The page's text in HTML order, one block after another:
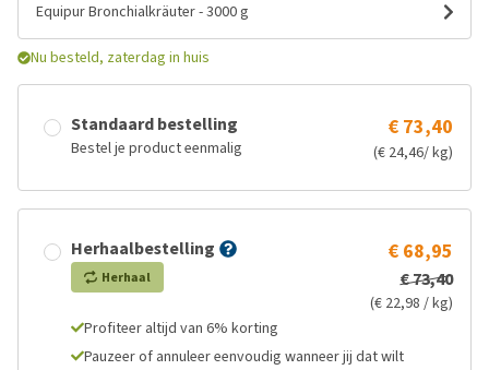
Equipur Bronchialkräuter - 3000 g
Nu besteld, zaterdag in huis
Standaard bestelling
Bestel je product eenmalig
€ 73,40
(€ 24,46/ kg)
Herhaalbestelling
Herhaal
€ 68,95
€ 73,40
(€ 22,98 / kg)
Profiteer altijd van 6% korting
Pauzeer of annuleer eenvoudig wanneer jij dat wilt